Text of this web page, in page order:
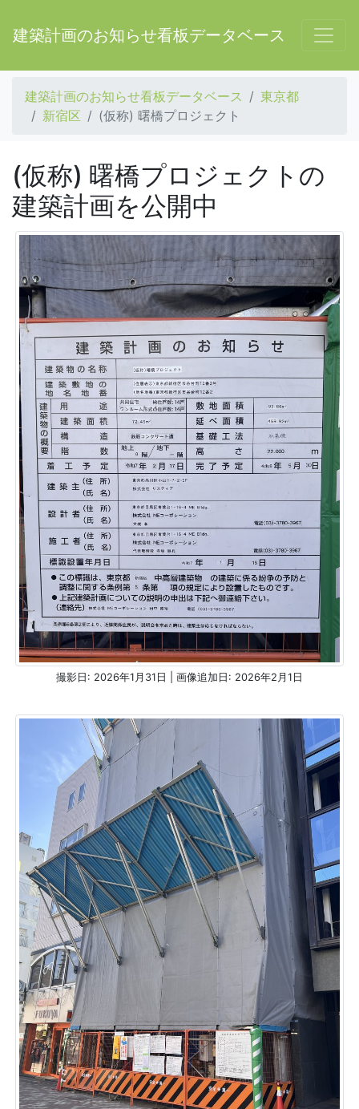
建築計画のお知らせ看板データベース
建築計画のお知らせ看板データベース
東京都
新宿区
(仮称) 曙橋プロジェクト
(仮称) 曙橋プロジェクトの
建築計画を公開中
撮影日: 2026年1月31日 | 画像追加日: 2026年2月1日